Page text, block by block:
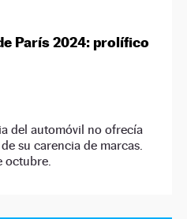
París 2024: prolífico
del automóvil no ofrecía
su carencia de marcas.
octubre.